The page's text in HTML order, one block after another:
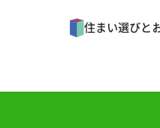
ス
ン